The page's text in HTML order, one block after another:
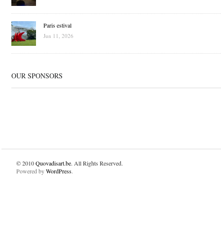
Paris estival
Jun 11, 2026
OUR SPONSORS
© 2010Quovadisart.be. All Rights Reserved.
Powered byWordPress.